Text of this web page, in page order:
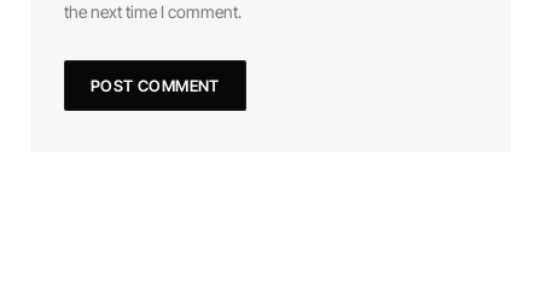
the next time I comment.